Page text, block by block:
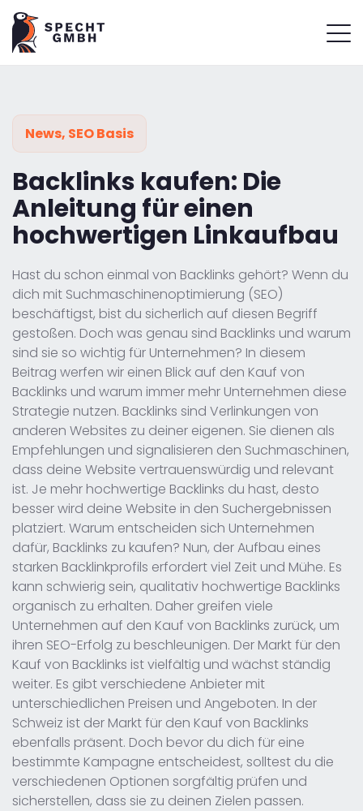
News, SEO Basis
Backlinks kaufen: Die
Anleitung für einen
hochwertigen Linkaufbau
Hast du schon einmal von Backlinks gehört? Wenn du
dich mit Suchmaschinenoptimierung (SEO)
beschäftigst, bist du sicherlich auf diesen Begriff
gestoßen. Doch was genau sind Backlinks und warum
sind sie so wichtig für Unternehmen? In diesem
Beitrag werfen wir einen Blick auf den Kauf von
Backlinks und warum immer mehr Unternehmen diese
Strategie nutzen. Backlinks sind Verlinkungen von
anderen Websites zu deiner eigenen. Sie dienen als
Empfehlungen und signalisieren den Suchmaschinen,
dass deine Website vertrauenswürdig und relevant
ist. Je mehr hochwertige Backlinks du hast, desto
besser wird deine Website in den Suchergebnissen
platziert. Warum entscheiden sich Unternehmen
dafür, Backlinks zu kaufen? Nun, der Aufbau eines
starken Backlinkprofils erfordert viel Zeit und Mühe. Es
kann schwierig sein, qualitativ hochwertige Backlinks
organisch zu erhalten. Daher greifen viele
Unternehmen auf den Kauf von Backlinks zurück, um
ihren SEO-Erfolg zu beschleunigen. Der Markt für den
Kauf von Backlinks ist vielfältig und wächst ständig
weiter. Es gibt verschiedene Anbieter mit
unterschiedlichen Preisen und Angeboten. In der
Schweiz ist der Markt für den Kauf von Backlinks
ebenfalls präsent. Doch bevor du dich für eine
bestimmte Kampagne entscheidest, solltest du die
verschiedenen Optionen sorgfältig prüfen und
sicherstellen, dass sie zu deinen Zielen passen.